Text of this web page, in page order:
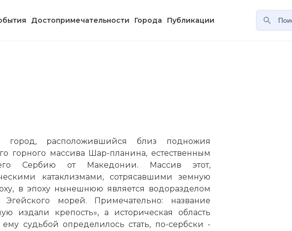
Достопримечательности Города Публикации
город, расположившийся близ подножия
горного массива Шар-планина, естественным
Сербию от Македонии. Массив этот,
катаклизмами, сотрясавшими земную
в эпоху нынешнюю является водоразделом
Эгейского морей. Примечательно: название
издали крепость», а историческая область
судьбой определилось стать, по-сербски -